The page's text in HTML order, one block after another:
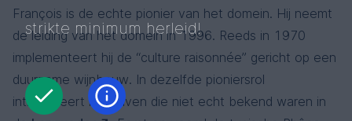
François is de echte pionier van het domein. Hij neemt
de leiding van het domein in 1996. Reeds in 1970
implementeert hij de “culture raisonnée” gericht op een
duurzame wijnbouw. In dezelfde pioniersrol
introduceert hij druiven die niet echt bekend waren in
strikte minimum herleid!